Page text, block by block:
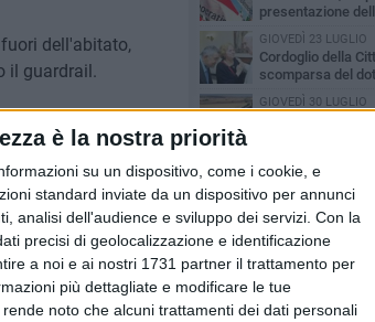
è la nostra priorità
su un dispositivo, come i cookie, e
standard inviate da un dispositivo per annunci
analisi dell'audience e sviluppo dei servizi. Con la
precisi di geolocalizzazione e identificazione
a noi e ai nostri 1731 partner il trattamento per
più dettagliate e modificare le tue
rende noto che alcuni trattamenti dei dati personali
dell'abitato,
il guardrail.
campagne,
malfattori.
ore prima.
cacciaviti,
presentazione
Partito Democratico
GIOVEDÌ 23 LUGLIO
Cordoglio della
scomparsa del
GIOVEDÌ 30 LUGLIO
A Spinazzola
valorizzare la
GIOVEDÌ 2 LUGLIO
Ferie artistiche
cartellone degli
MARTEDÌ 9 GIUGNO
Spinazzola si
patronale di